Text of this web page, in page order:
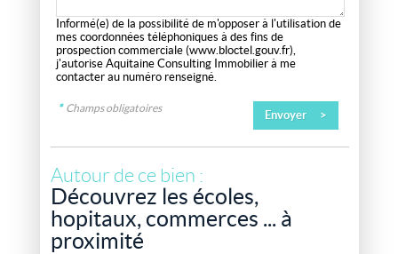
Informé(e) de la possibilité de m'opposer à l'utilisation de
mes coordonnées téléphoniques à des fins de
prospection commerciale (www.bloctel.gouv.fr),
j'autorise Aquitaine Consulting Immobilier à me
contacter au numéro renseigné.
* Champs obligatoires
Autour de ce bien :
Découvrez les écoles,
hopitaux, commerces ... à
proximité